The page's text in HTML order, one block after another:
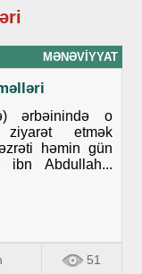
MƏNƏVIYYAT
ərbəinində o
ziyarət etmək
həmin gün
Abdullah...
51